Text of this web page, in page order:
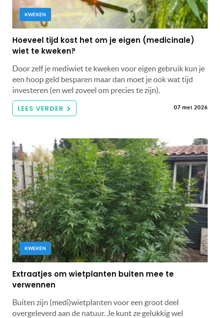
KWEKEN
Hoeveel tijd kost het om je eigen (medicinale)
wiet te kweken?
Door zelf je mediwiet te kweken voor eigen gebruik kun je
een hoop geld besparen maar dan moet je ook wat tijd
investeren (en wel zoveel om precies te zijn).
LEES VERDER 07 mei 2026
KWEKEN
Extraatjes om wietplanten buiten mee te
verwennen
Buiten zijn (medi)wietplanten voor een groot deel
overgeleverd aan de natuur. Je kunt ze gelukkig wel